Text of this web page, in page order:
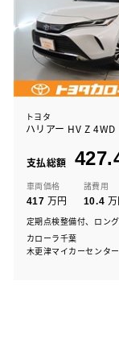
トヨタ
ハリアー HV Z 4WD
支払総額
車両価格
417 万円
諸費用
10.4
定期点検整備付、ロン
カローラ千葉
木更津マイカーセンター